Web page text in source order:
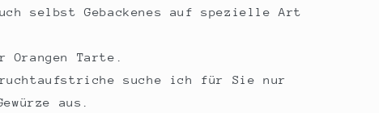
selbst Gebackenes auf spezielle Art
Orangen Tarte.
suche ich für Sie nur
aus.